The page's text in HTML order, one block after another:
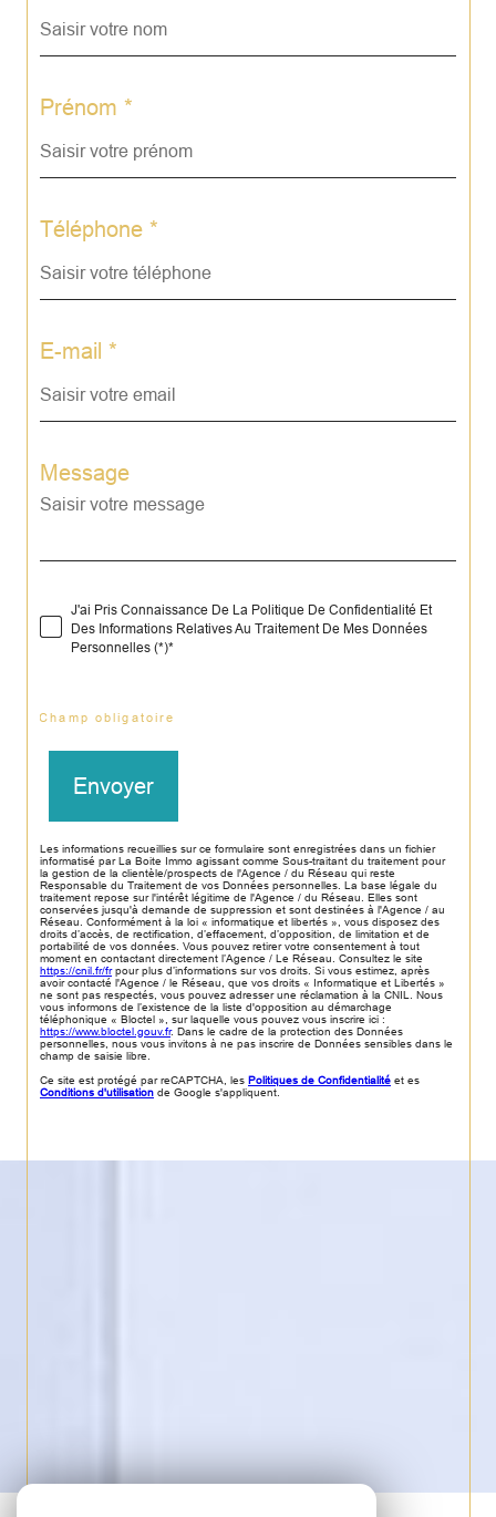
Prénom *
Téléphone *
E-mail *
Message
J'ai Pris Connaissance De La Politique De Confidentialité Et
Des Informations Relatives Au Traitement De Mes Données
Personnelles (*)*
* Champ obligatoire
Envoyer
Les informations recueillies sur ce formulaire sont enregistrées dans un fichier
informatisé par La Boite Immo agissant comme Sous-traitant du traitement pour
la gestion de la clientèle/prospects de l'Agence / du Réseau qui reste
Responsable du Traitement de vos Données personnelles. La base légale du
traitement repose sur l'intérêt légitime de l'Agence / du Réseau. Elles sont
conservées jusqu'à demande de suppression et sont destinées à l'Agence / au
Réseau. Conformément à la loi « informatique et libertés », vous disposez des
droits d’accès, de rectification, d’effacement, d’opposition, de limitation et de
portabilité de vos données. Vous pouvez retirer votre consentement à tout
moment en contactant directement l’Agence / Le Réseau. Consultez le site
https://cnil.fr/frpour plus d’informations sur vos droits. Si vous estimez, après
avoir contacté l'Agence / le Réseau, que vos droits « Informatique et Libertés »
ne sont pas respectés, vous pouvez adresser une réclamation à la CNIL. Nous
vous informons de l’existence de la liste d'opposition au démarchage
téléphonique « Bloctel », sur laquelle vous pouvez vous inscrire ici :
https://www.bloctel.gouv.fr. Dans le cadre de la protection des Données
personnelles, nous vous invitons à ne pas inscrire de Données sensibles dans le
champ de saisie libre.
Ce site est protégé par reCAPTCHA, les Politiques de Confidentialité et es
Conditions d'utilisation de Google s'appliquent.